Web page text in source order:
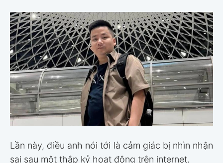
Lần này, điều anh nói tới là cảm giác bị nhìn nhận
sai sau một thập kỷ hoạt động trên internet.